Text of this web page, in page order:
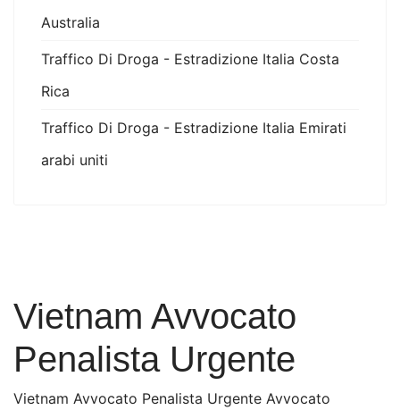
Australia
Traffico Di Droga - Estradizione Italia Costa
Rica
Traffico Di Droga - Estradizione Italia Emirati
arabi uniti
Vietnam Avvocato
Penalista Urgente
Vietnam Avvocato Penalista Urgente Avvocato